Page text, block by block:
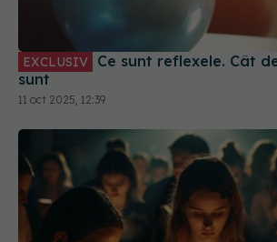
EXCLUSIV
sunt
11 oct 2025, 12:39